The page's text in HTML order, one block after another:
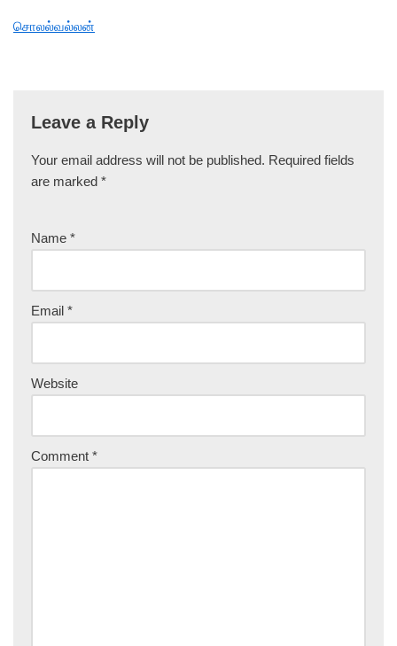
சொலல்வல்லன்
Leave a Reply
Your email address will not be published. Required fields
are marked *
Name *
Email *
Website
Comment *